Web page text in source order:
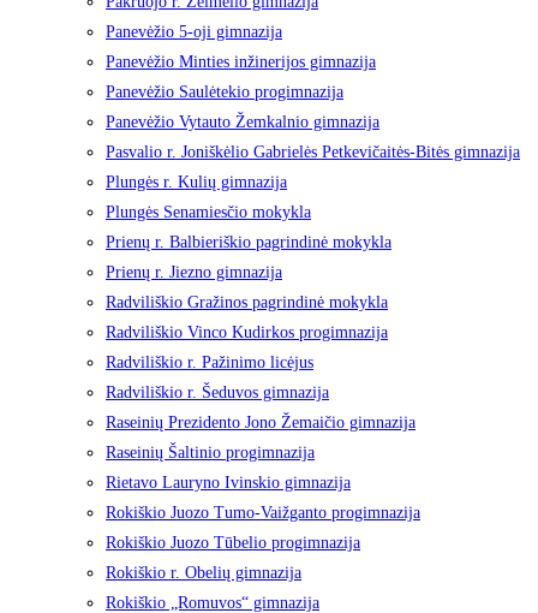
Panevėžio 5-oji gimnazija
Panevėžio Minties inžinerijos gimnazija
Panevėžio Saulėtekio progimnazija
Panevėžio Vytauto Žemkalnio gimnazija
Pasvalio r. Joniškėlio Gabrielės Petkevičaitės-Bitės gimnazija
Plungės r. Kulių gimnazija
Plungės Senamiesčio mokykla
Prienų r. Balbieriškio pagrindinė mokykla
Prienų r. Jiezno gimnazija
Radviliškio Gražinos pagrindinė mokykla
Radviliškio Vinco Kudirkos progimnazija
Radviliškio r. Pažinimo licėjus
Radviliškio r. Šeduvos gimnazija
Raseinių Prezidento Jono Žemaičio gimnazija
Raseinių Šaltinio progimnazija
Rietavo Lauryno Ivinskio gimnazija
Rokiškio Juozo Tumo-Vaižganto progimnazija
Rokiškio Juozo Tūbelio progimnazija
Rokiškio r. Obelių gimnazija
Rokiškio „Romuvos“ gimnazija